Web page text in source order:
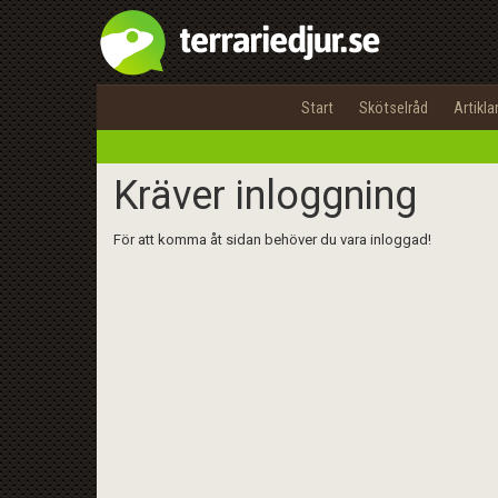
Start Skötselråd Artiklar
Kräver inloggning
För att komma åt sidan behöver du vara inloggad!